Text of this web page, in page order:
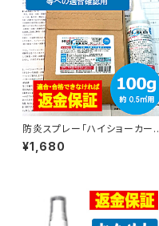
防炎スプレー「ハイショーカー」
(防炎加工剤スプレー)検査・点
検・試験向け確認キット 100gス
¥1,680